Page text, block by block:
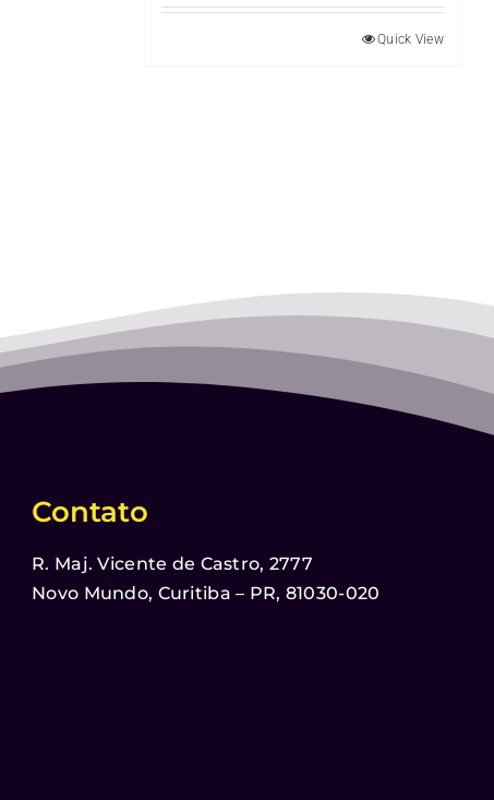
Quick View
Contato
R. Maj. Vicente de Castro, 2777
Novo Mundo, Curitiba – PR, 81030-020